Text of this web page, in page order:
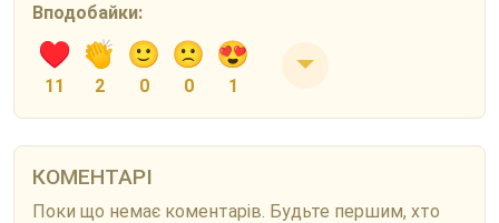
Вподобайки:
11 2 0 0 1
КОМЕНТАРІ
Поки що немає коментарів. Будьте першим, хто